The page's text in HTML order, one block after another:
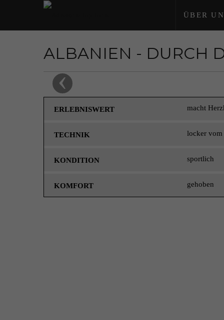
ÜBER
ALBANIEN - DURCH
‹
ERLEBNISWERT macht
TECHNIK locker
KONDITION sportlich
KOMFORT gehoben